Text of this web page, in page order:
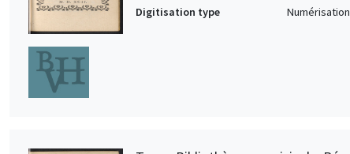
Digitisation type